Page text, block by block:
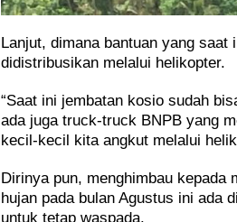
Lanjut, dimana bantuan yang
didistribusikan melalui helikopter.
“Saat ini jembatan kosio sudah
ada juga truck-truck BNPB yang
kecil-kecil kita angkut melalui
Dirinya pun, menghimbau
hujan pada bulan Agustus ini ada
untuk tetap waspada.